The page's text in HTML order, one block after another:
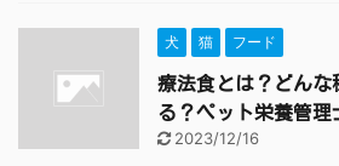
犬 猫 フード
療法食とは？どんな
る？ペット栄養管理
2023/12/16